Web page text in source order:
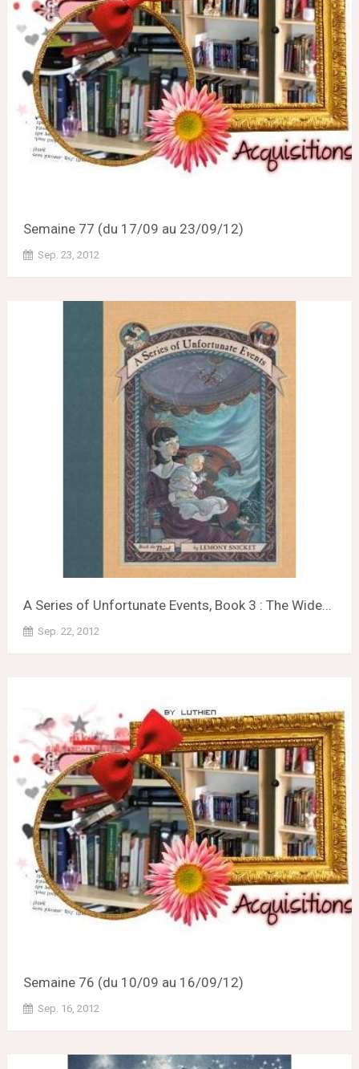
Semaine 77 (du 17/09 au 23/09/12)
Sep. 23, 2012
A Series of Unfortunate Events, Book 3 : The Wide...
Sep. 22, 2012
Semaine 76 (du 10/09 au 16/09/12)
Sep. 16, 2012